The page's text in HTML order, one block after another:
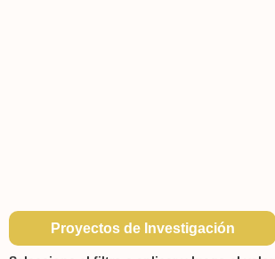
Proyectos de Investigación